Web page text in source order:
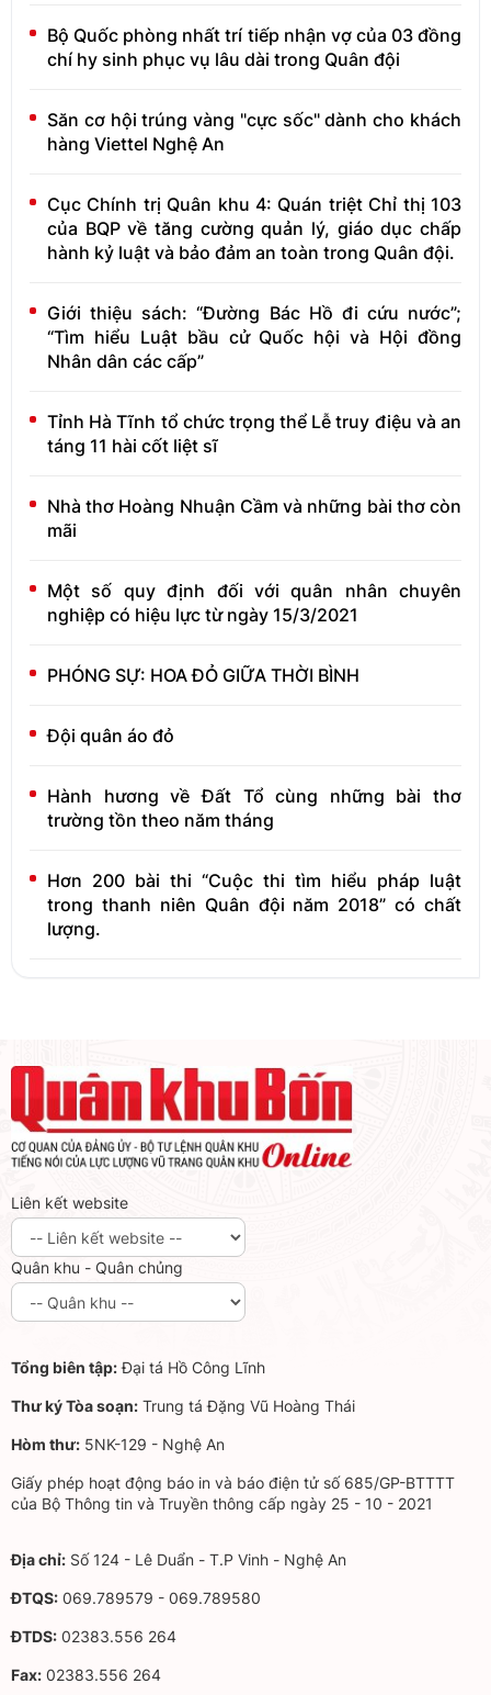
Bộ Quốc phòng nhất trí tiếp nhận vợ của 03 đồng
chí hy sinh phục vụ lâu dài trong Quân đội
Săn cơ hội trúng vàng "cực sốc" dành cho khách
hàng Viettel Nghệ An
Cục Chính trị Quân khu 4: Quán triệt Chỉ thị 103
của BQP về tăng cường quản lý, giáo dục chấp
hành kỷ luật và bảo đảm an toàn trong Quân đội.
Giới thiệu sách: “Đường Bác Hồ đi cứu nước”;
“Tìm hiểu Luật bầu cử Quốc hội và Hội đồng
Nhân dân các cấp”
Tỉnh Hà Tĩnh tổ chức trọng thể Lễ truy điệu và an
táng 11 hài cốt liệt sĩ
Nhà thơ Hoàng Nhuận Cầm và những bài thơ còn
mãi
Một số quy định đối với quân nhân chuyên
nghiệp có hiệu lực từ ngày 15/3/2021
PHÓNG SỰ: HOA ĐỎ GIỮA THỜI BÌNH
Đội quân áo đỏ
Hành hương về Đất Tổ cùng những bài thơ
trường tồn theo năm tháng
Hơn 200 bài thi “Cuộc thi tìm hiểu pháp luật
trong thanh niên Quân đội năm 2018” có chất
lượng.
Liên kết website
Quân khu - Quân chủng
Tổng biên tập:Đại tá Hồ Công Lĩnh
Thư ký Tòa soạn: Trung tá Đặng Vũ Hoàng Thái
Hòm thư: 5NK-129 - Nghệ An
Giấy phép hoạt động báo in và báo điện tử số 685/GP-BTTTT
của Bộ Thông tin và Truyền thông cấp ngày 25 - 10 - 2021
Địa chỉ: Số 124 - Lê Duẩn - T.P Vinh - Nghệ An
ĐTQS: 069.789579 - 069.789580
ĐTDS: 02383.556 264
Fax: 02383.556 264